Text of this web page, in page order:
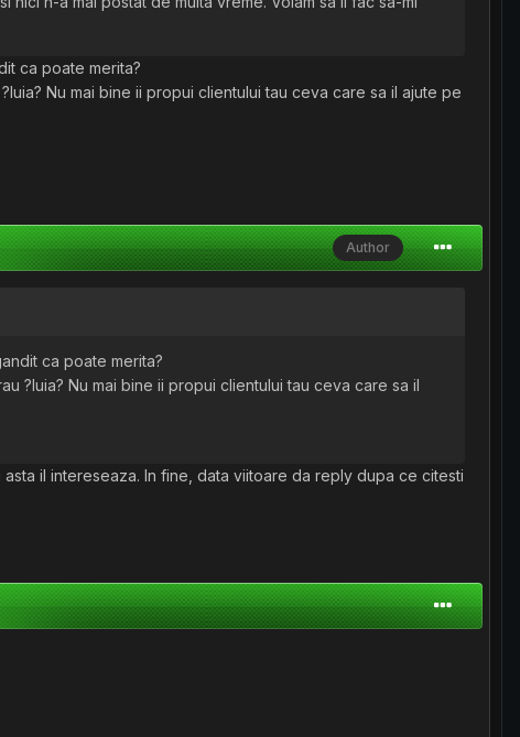
ca poate merita?
Nu mai bine ii propui clientului tau ceva care sa il ajute pe
Author
ca poate merita?
?luia? Nu mai bine ii propui clientului tau ceva care sa il
il intereseaza. In fine, data viitoare da reply dupa ce citesti